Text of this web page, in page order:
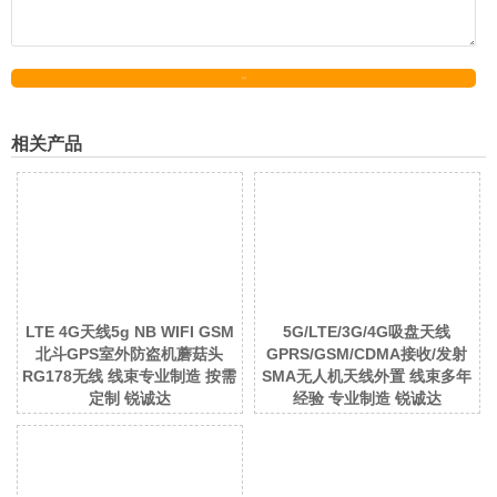
相关产品
LTE 4G天线5g NB WIFI GSM
北斗GPS室外防盗机蘑菇头
RG178无线 线束专业制造 按需
定制 锐诚达
5G/LTE/3G/4G吸盘天线
GPRS/GSM/CDMA接收/发射
SMA无人机天线外置 线束多年
经验 专业制造 锐诚达